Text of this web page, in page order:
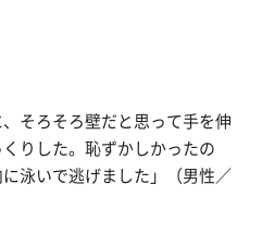
そろそろ壁だと思って手を伸
りした。恥ずかしかったの
泳いで逃げました」（男性／